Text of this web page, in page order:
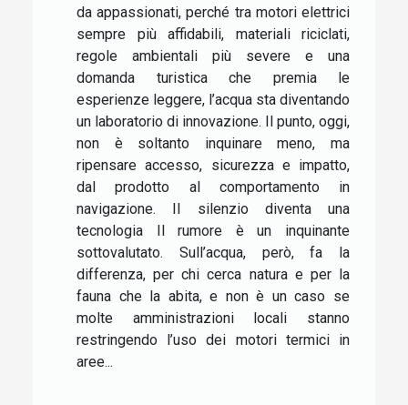
da appassionati, perché tra motori elettrici
sempre più affidabili, materiali riciclati,
regole ambientali più severe e una
domanda turistica che premia le
esperienze leggere, l’acqua sta diventando
un laboratorio di innovazione. Il punto, oggi,
non è soltanto inquinare meno, ma
ripensare accesso, sicurezza e impatto,
dal prodotto al comportamento in
navigazione. Il silenzio diventa una
tecnologia Il rumore è un inquinante
sottovalutato. Sull’acqua, però, fa la
differenza, per chi cerca natura e per la
fauna che la abita, e non è un caso se
molte amministrazioni locali stanno
restringendo l’uso dei motori termici in
aree...